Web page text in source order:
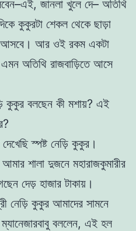
জানলা খুলে দে– অতিথি
কুকুরটা শেকল থেকে ছাড়া
আসবে। আর ওই রকম একটা
অতিথি রাজবাড়িতে আসে
কুকুর বলছেন কী মশায়? এই
স্পষ্ট নেড়ি কুকুর।
শালা দুজনে মহারাজকুমারীর
দেড় হাজার টাকায়।
নেড়ি কুকুর আমাদের সামনে
বললেন, এই হল